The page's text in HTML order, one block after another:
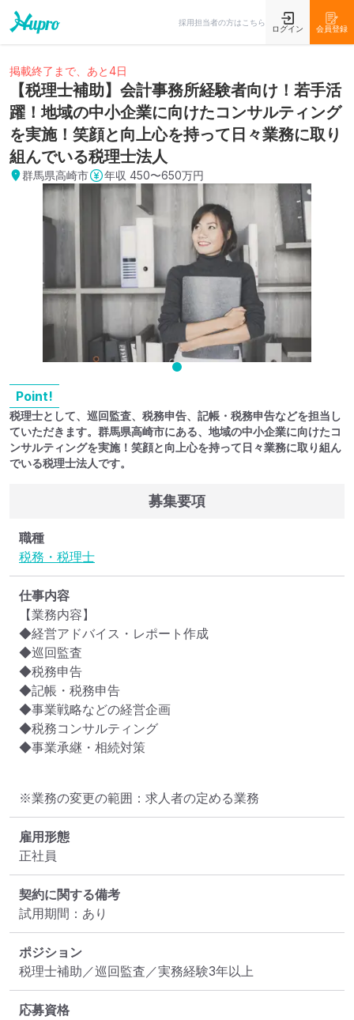
採用担当者の方はこちら
ログイン 会員登録
掲載終了まで、あと4日
【税理士補助】会計事務所経験者向け！若手活
躍！地域の中小企業に向けたコンサルティング
を実施！笑顔と向上心を持って日々業務に取り
組んでいる税理士法人
群馬県高崎市 年収 450〜650万円
Point!
税理士として、巡回監査、税務申告、記帳・税務申告などを担当し
ていただきます。群馬県高崎市にある、地域の中小企業に向けたコ
ンサルティングを実施！笑顔と向上心を持って日々業務に取り組ん
でいる税理士法人です。
募集要項
職種
税務・税理士
仕事内容
【業務内容】
◆経営アドバイス・レポート作成
◆巡回監査
◆税務申告
◆記帳・税務申告
◆事業戦略などの経営企画
◆税務コンサルティング
◆事業承継・相続対策
※業務の変更の範囲：求人者の定める業務
雇用形態
正社員
契約に関する備考
試用期間：あり
ポジション
税理士補助／巡回監査／実務経験3年以上
応募資格